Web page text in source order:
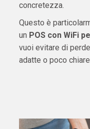
concretezza.
Questo è
un POS con WiFi
vuoi evitare di
adatte o poco